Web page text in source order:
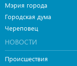
Мэрия города
Городская дума
Череповец
НОВОСТИ
Происшествия